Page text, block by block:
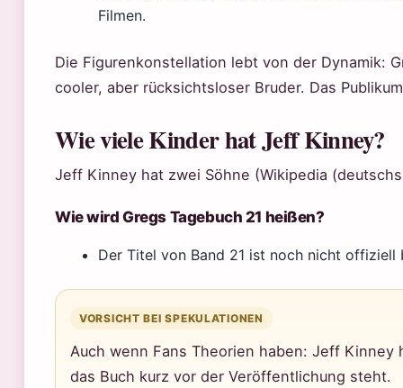
Filmen.
Die Figurenkonstellation lebt von der Dynamik:
cooler, aber rücksichtsloser Bruder. Das
Wie viele Kinder hat Jeff Kinney?
Jeff Kinney hat zwei Söhne (Wikipedia
Wie wird Gregs Tagebuch 21 heißen?
Der Titel von Band 21 ist noch nicht offiziell
VORSICHT BEI SPEKULATIONEN
Auch wenn Fans Theorien haben: Jeff Kinney
das Buch kurz vor der Veröffentlichung steht.